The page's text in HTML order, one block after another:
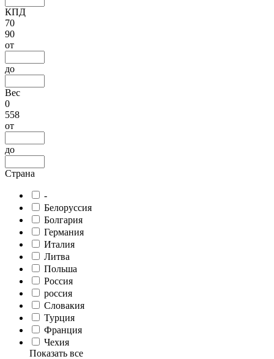
КПД
70
90
от
до
Вес
0
558
от
до
Страна
-
Белоруссия
Болгария
Германия
Италия
Литва
Польша
Россия
россия
Словакия
Турция
Франция
Чехия
Показать все